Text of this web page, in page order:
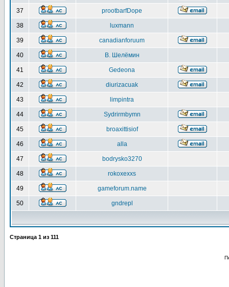
37 prootbarfDope
38 luxmann
39 canadianforuum
40 В. Шелёмин
41 Gedeona
42 diurizacuak
43 limpintra
44 Sydrirmbymn
45 broaxittisiof
46 alla
47 bodrysko3270
48 rokoxexxs
49 gameforum.name
50 gndrepl
Страница 1 из 111